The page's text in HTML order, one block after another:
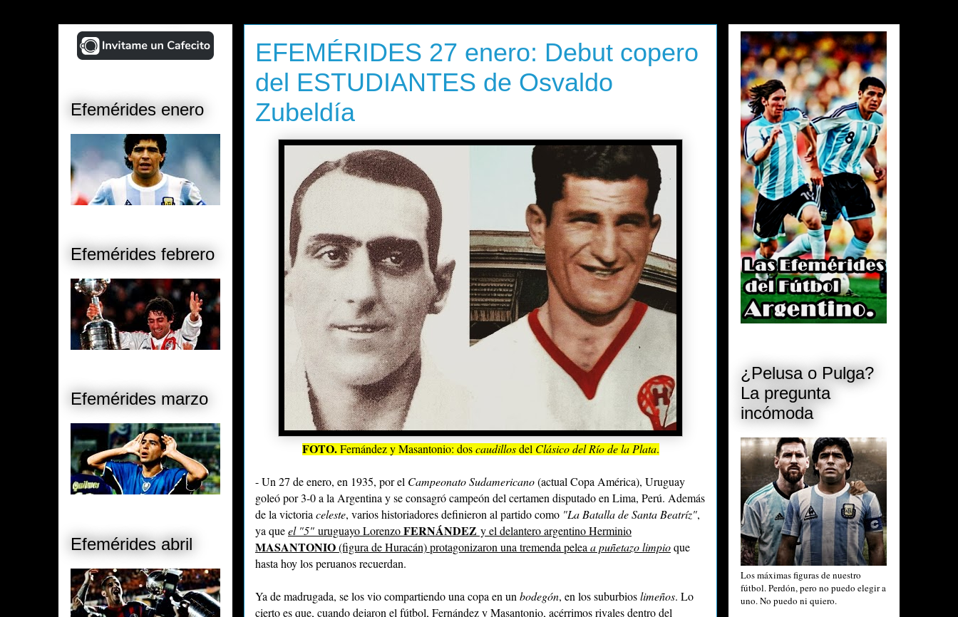
EFEMÉRIDES 27 enero: Debut copero
del ESTUDIANTES de Osvaldo
Zubeldía
FOTO.Fernández y Masantonio: doscaudillosdelClásico del Río de la Plata.
- Un 27 de enero, en 1935, por el Campeonato Sudamericano(actual Copa América), Uruguay
goleó por 3-0 a la Argentina y se consagró campeón del certamen disputado en Lima, Perú. Además
de la victoria celeste, varios historiadores definieron al partido como "La Batalla de Santa Beatríz",
ya queel "5" uruguayo LorenzoFERNÁNDEZ y el delantero argentino Herminio
MASANTONIO(figura de Huracán) protagonizaron una tremenda pelea a puñetazo limpioque
hasta hoy los peruanos recuerdan.
Ya de madrugada, se los vio compartiendo una copa en un bodegón, en los suburbioslimeños. Lo
cierto es que, cuando dejaron el fútbol, Fernández y Masantonio, acérrimos rivales dentro del
Efemérides enero
Efemérides febrero
Efemérides marzo
Efemérides abril
¿Pelusa o Pulga?
La pregunta
incómoda
Los máximas figuras de nuestro
fútbol. Perdón, pero no puedo elegir a
uno. No puedo ni quiero.